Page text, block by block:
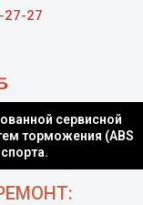
27-27
сервисной
торможения (ABS